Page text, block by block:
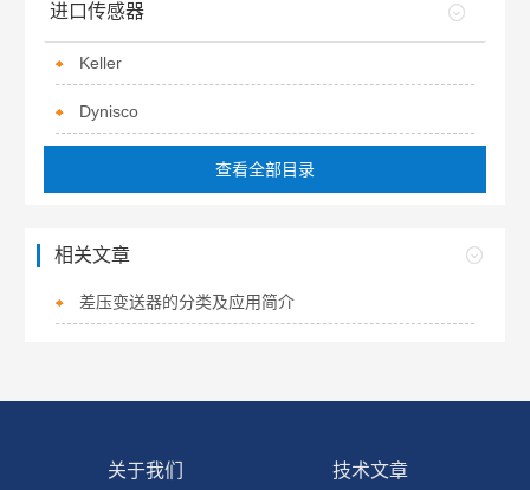
进口传感器
Keller
Dynisco
查看全部目录
相关文章
差压变送器的分类及应用简介
关于我们 技术文章